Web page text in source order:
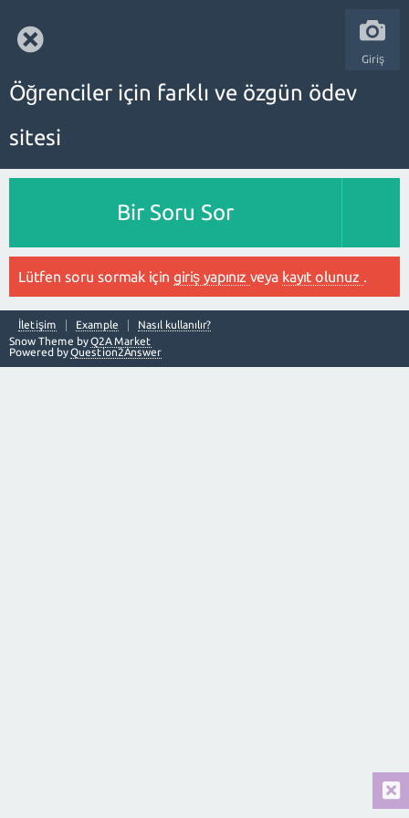
Giriş
Öğrenciler için farklı ve özgün ödev
sitesi
Bir Soru Sor
Lütfen soru sormak için giriş yapınız veya kayıt olunuz .
İletişim Example
Nasıl kullanılır?
Snow Theme byQ2A Market
Powered byQuestion2Answer